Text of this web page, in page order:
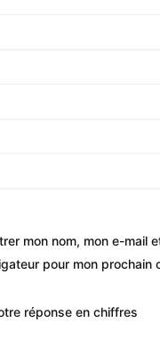
mon nom, mon e-mail
pour mon prochain
réponse en chiffres